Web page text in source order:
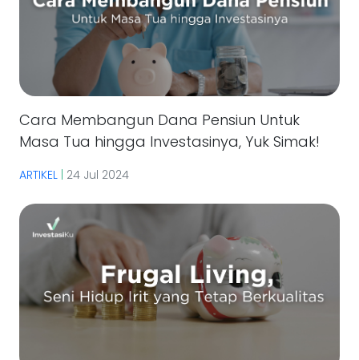
Cara Membangun Dana Pensiun Untuk
Masa Tua hingga Investasinya, Yuk Simak!
ARTIKEL | 24 Jul 2024